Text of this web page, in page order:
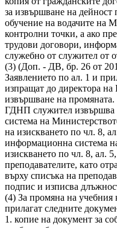
за извършване на
обучение на водачите на
контролни точки, а ако
трудови договори,
служебно от служител
(3) (Доп. - ДВ, бр. 26 от
Заявлението по ал. 1 и
изпращат до директора
извършване на
ГДНП служител извършва
система на
на изискването по чл. 8,
информационна система
изискването по чл. 8, ал.
преподавателите, като
върху списъка на
подпис и изписва
(4) За промяна на учебния
прилагат следните
1. копие на документ за